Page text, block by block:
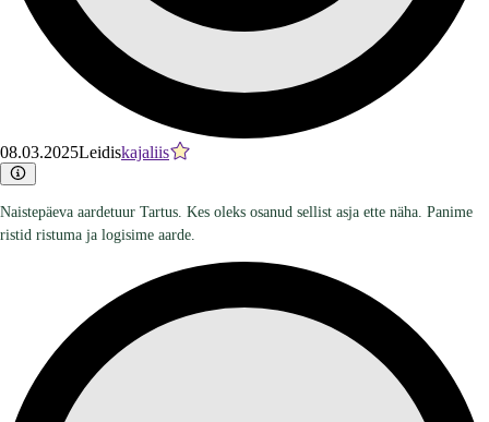
08.03.2025Leidiskajaliis
Naistepäeva aardetuur Tartus. Kes oleks osanud sellist asja ette näha. Panime
ristid ristuma ja logisime aarde.